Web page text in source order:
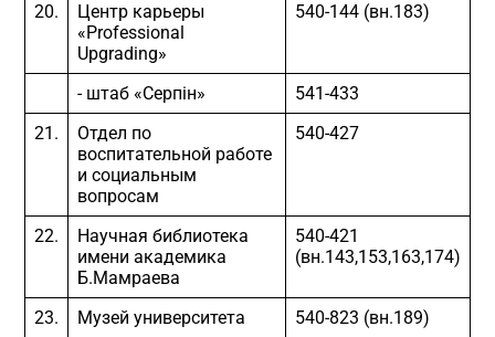
20.
Центр карьеры
«Professional
Upgrading»
540-144 (вн.183)
- штаб «Серпін»
541-433
21.
Отдел по
воспитательной работе
и социальным
вопросам
540-427
22.
Научная библиотека
имени академика
Б.Мамраева
540-421
(вн.143,153,163,174)
23. Музей университета
540-823 (вн.189)